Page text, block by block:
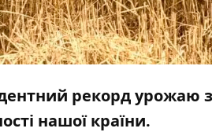
рекорд урожаю
нашої країни.